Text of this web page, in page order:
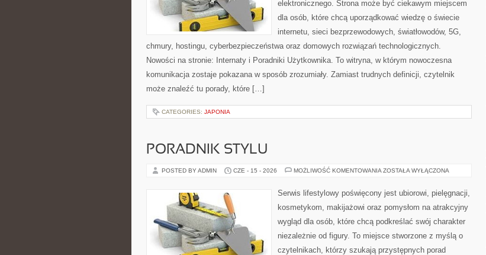
elektronicznego. Strona może być ciekawym miejscem
dla osób, które chcą uporządkować wiedzę o świecie
internetu, sieci bezprzewodowych, światłowodów, 5G,
chmury, hostingu, cyberbezpieczeństwa oraz domowych rozwiązań technologicznych.
Nowości na stronie: Internaty i Poradniki Użytkownika. To witryna, w którym nowoczesna
komunikacja zostaje pokazana w sposób zrozumiały. Zamiast trudnych definicji, czytelnik
może znaleźć tu porady, które […]
CATEGORIES: JAPONIA
PORADNIK STYLU
POSTED BY ADMIN CZE - 15 - 2026 MOŻLIWOŚĆ KOMENTOWANIA PORADNIK
ZOSTAŁA WYŁĄCZONA
Serwis lifestylowy poświęcony jest ubiorowi, pielęgnacji,
kosmetykom, makijażowi oraz pomysłom na atrakcyjny
wygląd dla osób, które chcą podkreślać swój charakter
niezależnie od figury. To miejsce stworzone z myślą o
czytelnikach, którzy szukają przystępnych porad